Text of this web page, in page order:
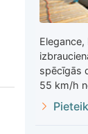
spēcīgās
55 km/h